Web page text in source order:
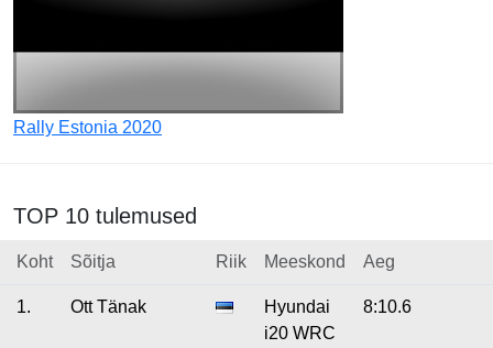
Rally Estonia 2020
TOP 10 tulemused
Koht Sõitja Riik Meeskond Aeg
1. Ott Tänak
Hyundai
i20 WRC
8:10.6